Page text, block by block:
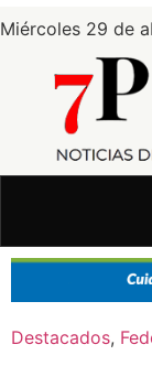
Miércoles 29 de
Destacados,